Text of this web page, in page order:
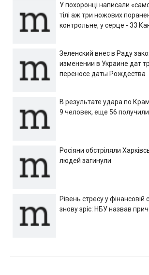
У похоронці написали
тілі аж три ножових
контрольне, у серце - 33
Зеленский внес в Раду
изменении в Украине дат
переносе даты Рождества
В результате удара по
9 человек, еще 56
Росіяни обстріляли
людей загинули
Рівень стресу у фінансовій
знову зріс: НБУ назвав